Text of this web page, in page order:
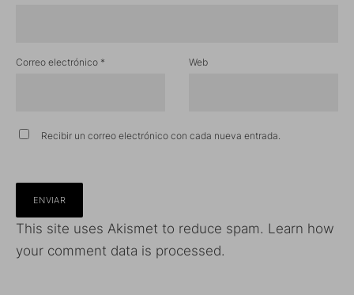
Correo electrónico * Web
Recibir un correo electrónico con cada nueva entrada.
This site uses Akismet to reduce spam. Learn how
your comment data is processed.